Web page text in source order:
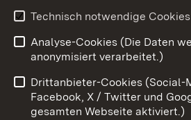
Youtube
Benutzungshinweise
Datenschutz
Cookies
Technisch notwendige Cookies
Analyse-Cookies (Die Daten
anonymisiert verarbeitet.)
Drittanbieter-Cookies (Social-
Facebook, X / Twitter und
gesamten Webseite aktiviert.)